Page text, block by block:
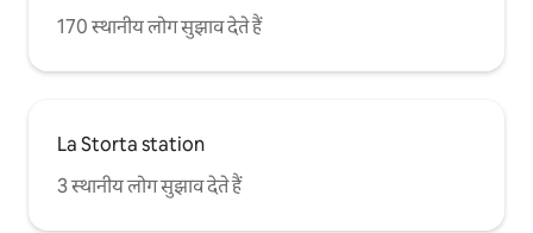
170 स्थानीय लोग सुझाव देते हैं
La Storta station
3 स्थानीय लोग सुझाव देते हैं